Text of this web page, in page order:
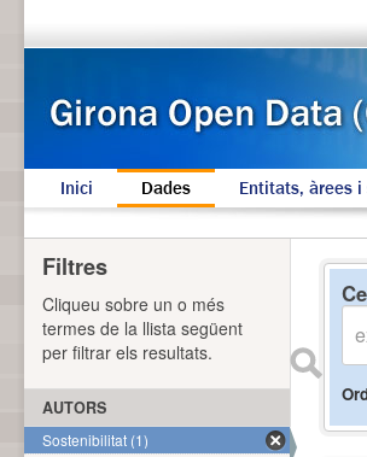
Inici Dades Entitats, àrees i
Filtres
Cliqueu sobre un o més
termes de la llista següent
per filtrar els resultats.
AUTORS
Sostenibilitat (1)